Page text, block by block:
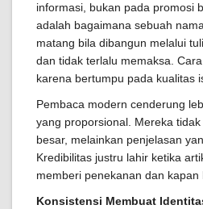
informasi, bukan pada promosi
adalah bagaimana sebuah
matang bila dibangun melalui
dan tidak terlalu memaksa.
karena bertumpu pada kualitas
Pembaca modern cenderung
yang proporsional. Mereka
besar, melainkan penjelasan
Kredibilitas justru lahir ketika
memberi penekanan dan
Konsistensi Membuat